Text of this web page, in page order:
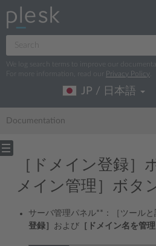
We log search terms to improve our
For more information, read our
Privacy Policy
JP / 日本語
Documentation
［ドメイン登録］
メイン管理］ボタ
サーバ管理パネル**：［ツール
登録］ および ［ドメイン名を管理